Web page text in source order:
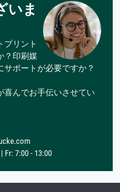
いま
プリント
？印刷媒
ポートが必要ですか？
喜んでお手伝いさせてい
Fr: 7:00 - 13:00